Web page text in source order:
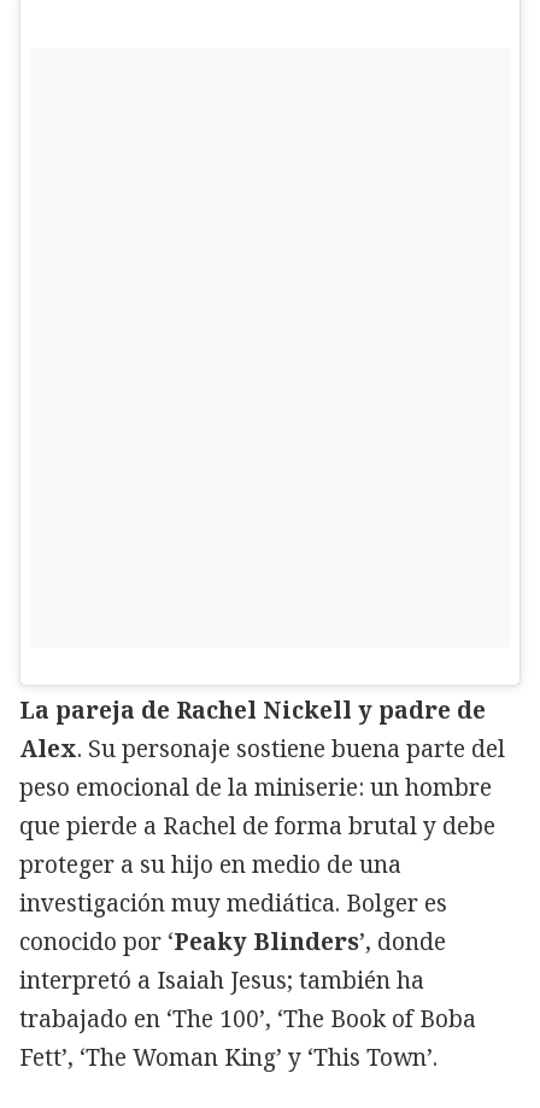
La pareja de Rachel Nickell y padre de
Alex. Su personaje sostiene buena parte del
peso emocional de la miniserie: un hombre
que pierde a Rachel de forma brutal y debe
proteger a su hijo en medio de una
investigación muy mediática. Bolger es
conocido por ‘Peaky Blinders’, donde
interpretó a Isaiah Jesus; también ha
trabajado en ‘The 100’, ‘The Book of Boba
Fett’, ‘The Woman King’ y ‘This Town’.